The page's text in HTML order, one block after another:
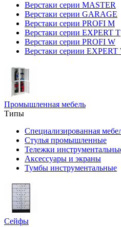
Верстаки серии MASTER
Верстаки серии GARAGE
Верстаки серии PROFI M
Верстаки серии EXPERT T
Верстаки серии PROFI W
Верстаки сериии EXPERT
Промышленная мебель
Типы
Специализированная
Стулья промышленные
Тележки
Аксессуары и экраны
Тумбы инструментальные
Сейфы